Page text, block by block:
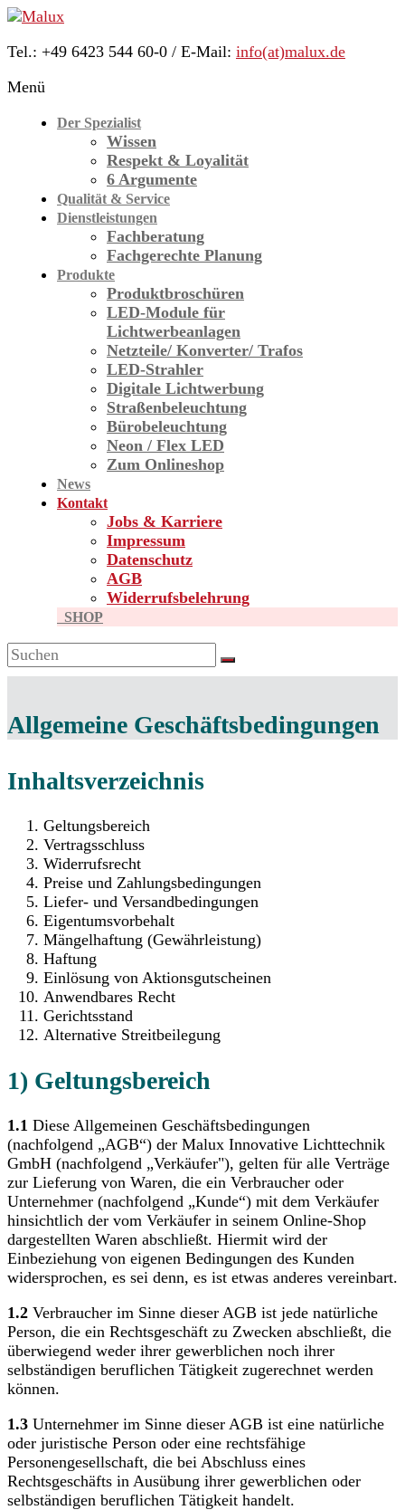
Skip
content
Malux
Innovative
Lichttechnik
Tel.: +49 6423 544 60-0 / E-Mail: info(at)malux.de
Menü
Der Spezialist
Wissen
Respekt & Loyalität
6 Argumente
Qualität & Service
Dienstleistungen
Fachberatung
Fachgerechte Planung
Produkte
Produktbroschüren
LED-Module für
Licht­werbe­anlagen
Netzteile/ Konverter/ Trafos
LED-Strahler
Digitale Lichtwerbung
Straßen­beleuchtung
Bürobeleuchtung
Neon / Flex LED
Zum Onlineshop
News
Kontakt
Jobs & Karriere
Impressum
Datenschutz
AGB
Widerrufsbelehrung
SHOP
Allgemeine Geschäftsbedingungen
Inhaltsverzeichnis
Geltungsbereich
Vertragsschluss
Widerrufsrecht
Preise und Zahlungsbedingungen
Liefer- und Versandbedingungen
Eigentumsvorbehalt
Mängelhaftung (Gewährleistung)
Haftung
Einlösung von Aktionsgutscheinen
Anwendbares Recht
Gerichtsstand
Alternative Streitbeilegung
1) Geltungsbereich
1.1 Diese Allgemeinen Geschäftsbedingungen
(nachfolgend „AGB“) der Malux Innovative Lichttechnik
GmbH (nachfolgend „Verkäufer"), gelten für alle Verträge
zur Lieferung von Waren, die ein Verbraucher oder
Unternehmer (nachfolgend „Kunde“) mit dem Verkäufer
hinsichtlich der vom Verkäufer in seinem Online-Shop
dargestellten Waren abschließt. Hiermit wird der
Einbeziehung von eigenen Bedingungen des Kunden
widersprochen, es sei denn, es ist etwas anderes vereinbart.
1.2 Verbraucher im Sinne dieser AGB ist jede natürliche
Person, die ein Rechtsgeschäft zu Zwecken abschließt, die
überwiegend weder ihrer gewerblichen noch ihrer
selbständigen beruflichen Tätigkeit zugerechnet werden
können.
1.3 Unternehmer im Sinne dieser AGB ist eine natürliche
oder juristische Person oder eine rechtsfähige
Personengesellschaft, die bei Abschluss eines
Rechtsgeschäfts in Ausübung ihrer gewerblichen oder
selbständigen beruflichen Tätigkeit handelt.